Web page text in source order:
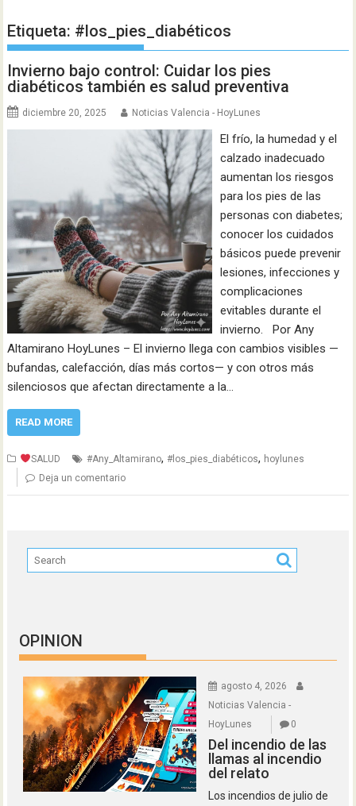
Etiqueta: #los_pies_diabéticos
Invierno bajo control: Cuidar los pies
diabéticos también es salud preventiva
diciembre 20, 2025 Noticias Valencia - HoyLunes
El frío, la humedad y el
calzado inadecuado
aumentan los riesgos
para los pies de las
personas con diabetes;
conocer los cuidados
básicos puede prevenir
lesiones, infecciones y
complicaciones
evitables durante el
invierno. Por Any
Altamirano HoyLunes – El invierno llega con cambios visibles —
bufandas, calefacción, días más cortos— y con otros más
silenciosos que afectan directamente a la…
READ MORE
SALUD #Any_Altamirano,#los_pies_diabéticos, hoylunes
Deja un comentario
OPINION
agosto 4, 2026
Noticias Valencia -
HoyLunes
0
Del incendio de las
llamas al incendio
del relato
Los incendios de julio de